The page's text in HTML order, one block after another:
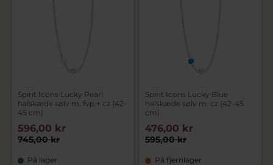
Spirit Icons Lucky Pearl
halskæde sølv m. fvp + cz (42-
45 cm)
745,00 kr
596,00 kr
På lager
Spirit Icons Lucky Blue
halskæde sølv m. cz (42-45
cm)
595,00 kr
476,00 kr
På fjernlager